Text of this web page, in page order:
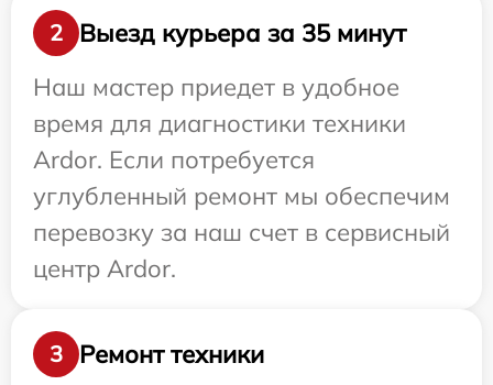
2
Выезд курьера за 35 минут
Наш мастер приедет в удобное
время для диагностики техники
Ardor. Если потребуется
углубленный ремонт мы обеспечим
перевозку за наш счет в сервисный
центр Ardor.
3 Ремонт техники